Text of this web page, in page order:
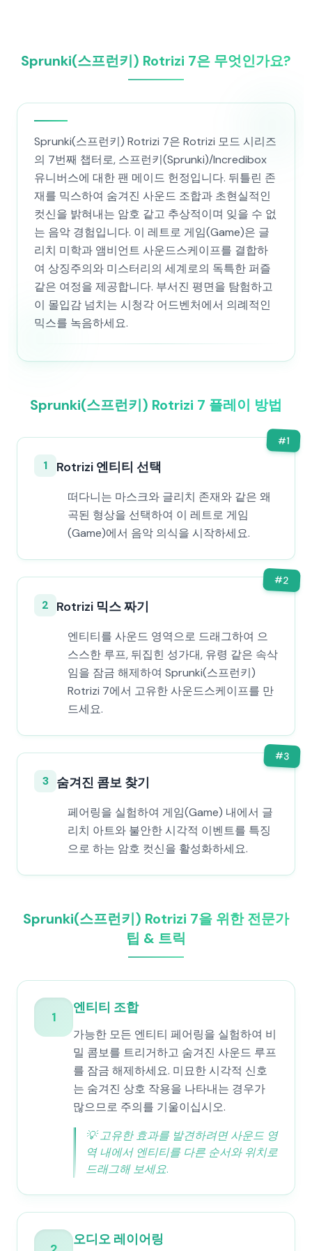
Sprunki(스프런키) Rotrizi 7은 무엇인가요?
Sprunki(스프런키) Rotrizi 7은 Rotrizi 모드 시리즈
의 7번째 챕터로, 스프런키(Sprunki)/Incredibox
유니버스에 대한 팬 메이드 헌정입니다. 뒤틀린 존
재를 믹스하여 숨겨진 사운드 조합과 초현실적인
컷신을 밝혀내는 암호 같고 추상적이며 잊을 수 없
는 음악 경험입니다. 이 레트로 게임(Game)은 글
리치 미학과 앰비언트 사운드스케이프를 결합하
여 상징주의와 미스터리의 세계로의 독특한 퍼즐
같은 여정을 제공합니다. 부서진 평면을 탐험하고
이 몰입감 넘치는 시청각 어드벤처에서 의례적인
믹스를 녹음하세요.
Sprunki(스프런키) Rotrizi 7 플레이 방법
#1
1 Rotrizi 엔티티 선택
떠다니는 마스크와 글리치 존재와 같은 왜
곡된 형상을 선택하여 이 레트로 게임
(Game)에서 음악 의식을 시작하세요.
#2
2 Rotrizi 믹스 짜기
엔티티를 사운드 영역으로 드래그하여 으
스스한 루프, 뒤집힌 성가대, 유령 같은 속삭
임을 잠금 해제하여 Sprunki(스프런키)
Rotrizi 7에서 고유한 사운드스케이프를 만
드세요.
#3
3 숨겨진 콤보 찾기
페어링을 실험하여 게임(Game) 내에서 글
리치 아트와 불안한 시각적 이벤트를 특징
으로 하는 암호 컷신을 활성화하세요.
Sprunki(스프런키) Rotrizi 7을 위한 전문가
팁 & 트릭
1
엔티티 조합
가능한 모든 엔티티 페어링을 실험하여 비
밀 콤보를 트리거하고 숨겨진 사운드 루프
를 잠금 해제하세요. 미묘한 시각적 신호
는 숨겨진 상호 작용을 나타내는 경우가
많으므로 주의를 기울이십시오.
💡고유한 효과를 발견하려면 사운드 영
역 내에서 엔티티를 다른 순서와 위치로
드래그해 보세요.
오디오 레이어링